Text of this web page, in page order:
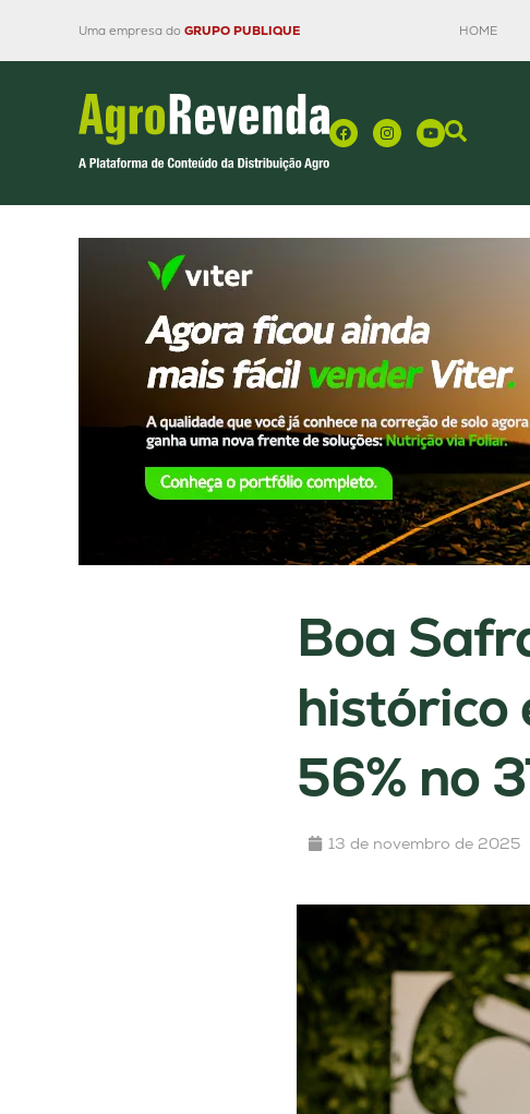
Uma empresa do GRUPO PUBLIQUE HOME
Boa
histórico
56% no
13 de novembro de 2025